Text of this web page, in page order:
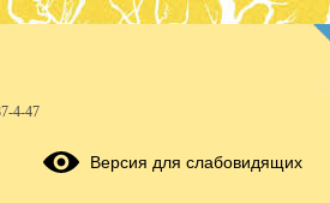
4-47
Версия для слабовидящих